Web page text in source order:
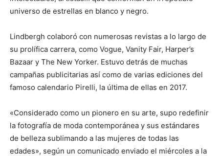
universo de estrellas en blanco y negro.
Lindbergh colaboró con numerosas revistas a lo largo de
su prolífica carrera, como Vogue, Vanity Fair, Harper’s
Bazaar y The New Yorker. Estuvo detrás de muchas
campañas publicitarias así como de varias ediciones del
famoso calendario Pirelli, la última de ellas en 2017.
«Considerado como un pionero en su arte, supo redefinir
la fotografía de moda contemporánea y sus estándares
de belleza sublimando a las mujeres de todas las
edades», según un comunicado enviado el miércoles a la